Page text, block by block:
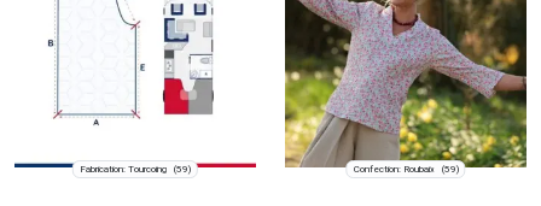
Fabrication: Tourcoing (59) Confection: Roubaix (59)